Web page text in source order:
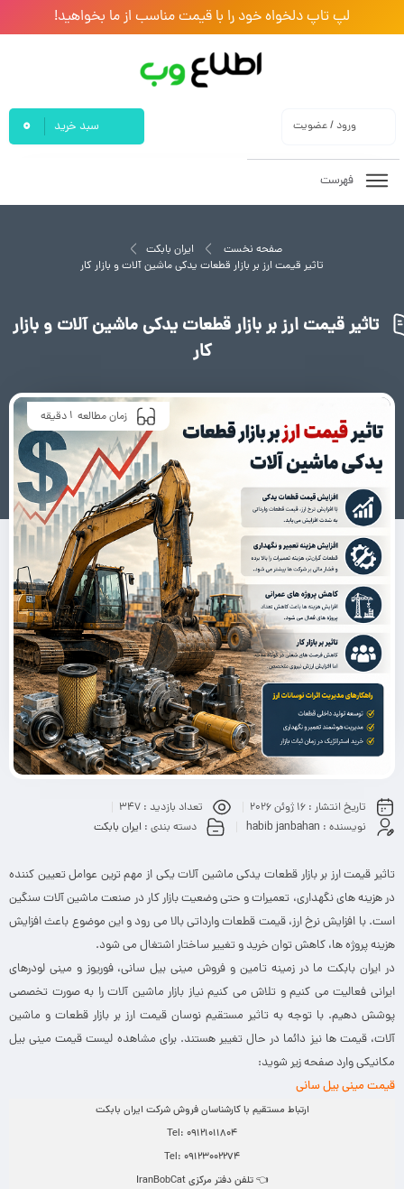
لپ تاپ دلخواه خود را با قیمت مناسب از ما بخواهید!
ورود / عضویت سبد خرید 0
فهرست
صفحه نخست
ایران بابکت
تاثیر قیمت ارز بر بازار قطعات یدکی ماشین آلات و بازار کار
تاثیر قیمت ارز بر بازار قطعات یدکی ماشین آلات و بازار
کار
زمان مطالعه 1 دقیقه
تاریخ انتشار : 16 ژوئن 2026 تعداد بازدید : 347
نویسنده : habib janbahan دسته بندی : ایران بابکت
تاثیر قیمت ارز بر بازار قطعات یدکی ماشین آلات یکی از مهم ترین عوامل تعیین کننده
در هزینه های نگهداری، تعمیرات و حتی وضعیت بازار کار در صنعت ماشین آلات سنگین
است. با افزایش نرخ ارز، قیمت قطعات وارداتی بالا می رود و این موضوع باعث افزایش
هزینه پروژه ها، کاهش توان خرید و تغییر ساختار اشتغال می شود.
در ایران بابکت ما در زمینه تامین و فروش مینی بیل سانی، فوریوز و مینی لودرهای
ایرانی فعالیت می کنیم و تلاش می کنیم نیاز بازار ماشین آلات را به صورت تخصصی
پوشش دهیم. با توجه به تاثیر مستقیم نوسان قیمت ارز بر بازار قطعات و ماشین
آلات، قیمت ها نیز دائما در حال تغییر هستند. برای مشاهده لیست قیمت مینی بیل
مکانیکی وارد صفحه زیر شوید:
قیمت مینی بیل سانی
ارتباط مستقیم با کارشناسان فروش شرکت ایران بابکت
Tel: 09121011804
Tel: 09123002274
👈 تلفن دفتر مرکزی IranBobCat